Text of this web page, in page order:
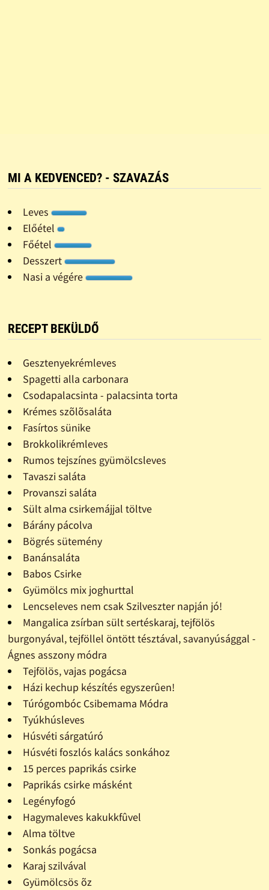
MI A KEDVENCED? - SZAVAZÁS
Leves
Előétel
Főétel
Desszert
Nasi a végére
RECEPT BEKÜLDŐ
Gesztenyekrémleves
Spagetti alla carbonara
Csodapalacsinta - palacsinta torta
Krémes szõlõsaláta
Fasírtos sünike
Brokkolikrémleves
Rumos tejszínes gyümölcsleves
Tavaszi saláta
Provanszi saláta
Sült alma csirkemájjal töltve
Bárány pácolva
Bögrés sütemény
Banánsaláta
Babos Csirke
Gyümölcs mix joghurttal
Lencseleves nem csak Szilveszter napján jó!
Mangalica zsírban sült sertéskaraj, tejfölös
burgonyával, tejföllel öntött tésztával, savanyúsággal -
Ágnes asszony módra
Tejfölös, vajas pogácsa
Házi kechup készítés egyszerûen!
Túrógombóc Csibemama Módra
Tyúkhúsleves
Húsvéti sárgatúró
Húsvéti foszlós kalács sonkához
15 perces paprikás csirke
Paprikás csirke másként
Legényfogó
Hagymaleves kakukkfûvel
Alma töltve
Sonkás pogácsa
Karaj szilvával
Gyümölcsös õz